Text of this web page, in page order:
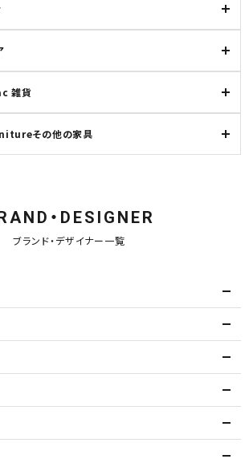
雑貨
その他の家具
・DESIGNER
ブランド・デザイナー一覧